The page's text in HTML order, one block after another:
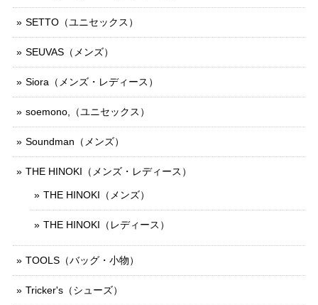
SETTO（ユニセックス）
SEUVAS（メンズ）
Siora（メンズ・レディース）
soemono,（ユニセックス）
Soundman（メンズ）
THE HINOKI（メンズ・レディース）
THE HINOKI（メンズ）
THE HINOKI（レディース）
TOOLS（バッグ・小物）
Tricker's（シューズ）